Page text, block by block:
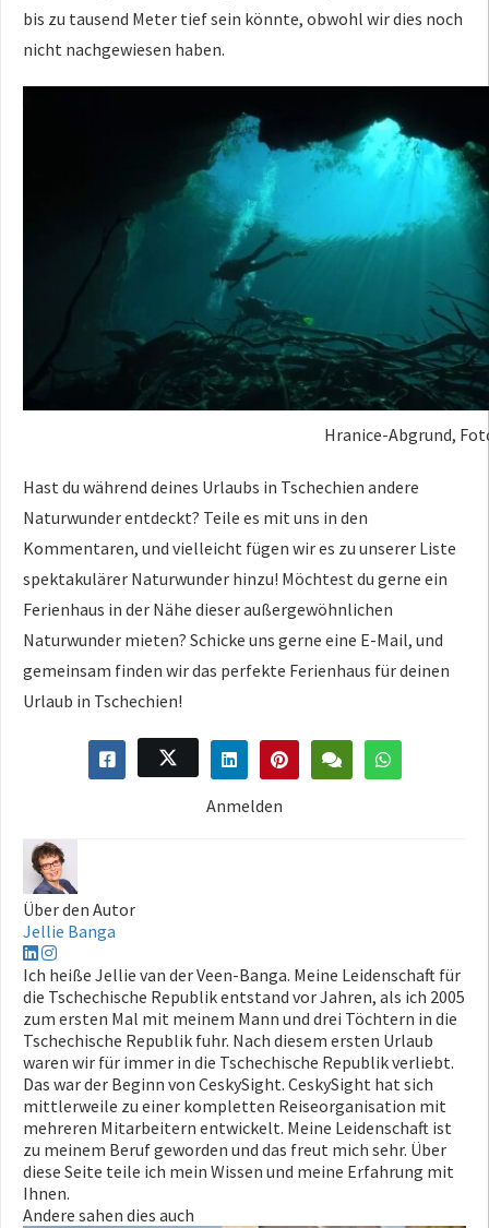
bis zu tausend Meter tief sein könnte, obwohl wir dies noch
nicht nachgewiesen haben.
Hranice-Abgrund,
Hast du während deines Urlaubs in Tschechien andere
Naturwunder entdeckt? Teile es mit uns in den
Kommentaren, und vielleicht fügen wir es zu unserer Liste
spektakulärer Naturwunder hinzu! Möchtest du gerne ein
Ferienhaus in der Nähe dieser außergewöhnlichen
Naturwunder mieten? Schicke uns gerne eine E-Mail, und
gemeinsam finden wir das perfekte Ferienhaus für deinen
Urlaub in Tschechien!
Anmelden
Über den Autor
Jellie Banga
Ich heiße Jellie van der Veen-Banga. Meine Leidenschaft für
die Tschechische Republik entstand vor Jahren, als ich 2005
zum ersten Mal mit meinem Mann und drei Töchtern in die
Tschechische Republik fuhr. Nach diesem ersten Urlaub
waren wir für immer in die Tschechische Republik verliebt.
Das war der Beginn von CeskySight. CeskySight hat sich
mittlerweile zu einer kompletten Reiseorganisation mit
mehreren Mitarbeitern entwickelt. Meine Leidenschaft ist
zu meinem Beruf geworden und das freut mich sehr. Über
diese Seite teile ich mein Wissen und meine Erfahrung mit
Ihnen.
Andere sahen dies auch